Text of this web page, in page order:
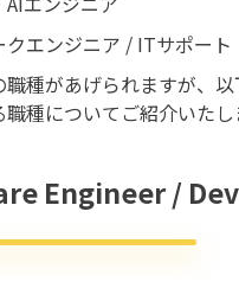
クエンジニア / ITサポート
職種があげられますが、
種についてご紹介いたし
Engineer /